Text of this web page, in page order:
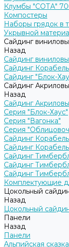
Клумбы "СОТА"
Компостеры
Наборы грядок в
Укрывной
Сайдинг
Назад
Сайдинг
Сайдинг
Сайдинг "Блок-
Сайдинг
Назад
Сайдинг
Серия "Блок-Хаус"
Серия "Вагонка"
Серия
Сайдинг
Сайдинг
Сайдинг
Сайдинг
Сайдинг
Комплектующие
Цокольный
Назад
Цокольный
Панели
Назад
Панели
Альпийская сказка